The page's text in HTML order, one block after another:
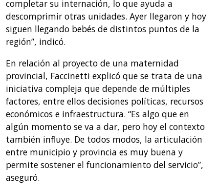
completar su internación, lo que ayuda a
descomprimir otras unidades. Ayer llegaron y hoy
siguen llegando bebés de distintos puntos de la
región”, indicó.
En relación al proyecto de una maternidad
provincial, Faccinetti explicó que se trata de una
iniciativa compleja que depende de múltiples
factores, entre ellos decisiones políticas, recursos
económicos e infraestructura. “Es algo que en
algún momento se va a dar, pero hoy el contexto
también influye. De todos modos, la articulación
entre municipio y provincia es muy buena y
permite sostener el funcionamiento del servicio”,
aseguró.